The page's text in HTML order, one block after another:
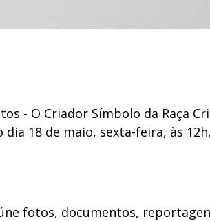
- O Criador Símbolo da Raça
18 de maio, sexta-feira, às
fotos, documentos,